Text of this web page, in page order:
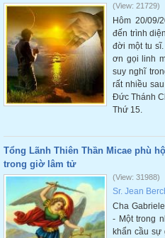
(View: 21729)
Hôm 20/09/
đến trình
đời một tu
ơn gọi linh
suy nghĩ
rất nhiều
Đức Thánh
Thứ 15.
Tổng Lãnh Thiên Thần Micae phù
trong giờ lâm tử
(View: 31988)
Sr. Jean
Cha
- Một trong
khẩn cầu